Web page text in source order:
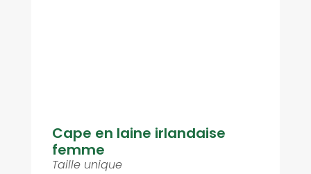
Cape en laine irlandaise
femme
Taille unique